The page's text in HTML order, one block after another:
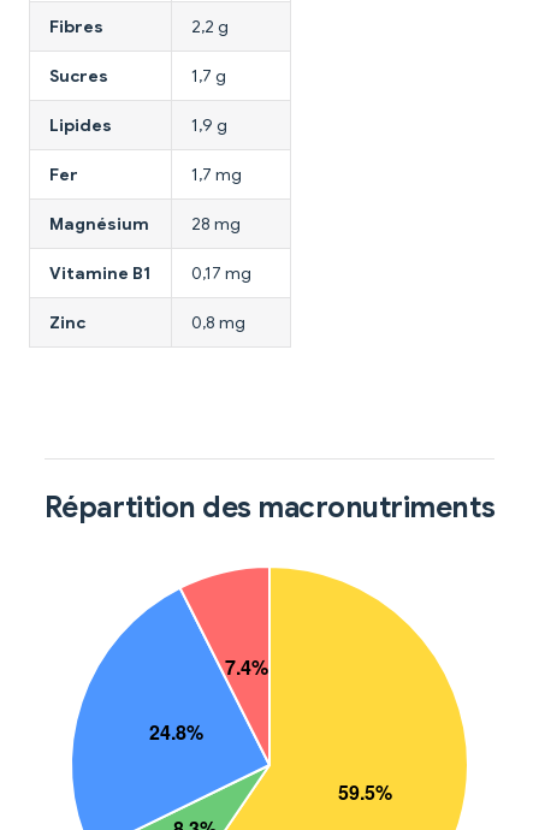
Fibres 2,2 g
Sucres 1,7 g
Lipides 1,9 g
Fer 1,7 mg
Magnésium 28 mg
Vitamine B1 0,17 mg
Zinc 0,8 mg
Répartition des macronutriments